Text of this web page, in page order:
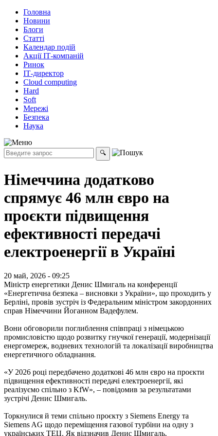
Головна
Новини
Блоги
Статті
Календар подій
Акції ІТ-компаній
Ринок
ІТ-директор
Cloud computing
Hard
Soft
Мережі
Безпека
Наука
Німеччина додатково
спрямує 46 млн євро на
проєкти підвищення
ефективності передачі
електроенергії в Україні
20 май, 2026 - 09:25
Міністр енергетики Денис Шмигаль на конференції
«Енергетична безпека – висновки з України», що проходить у
Берліні, провів зустріч із Федеральним міністром закордонних
справ Німеччини Йоганном Вадефулем.
Вони обговорили поглиблення співпраці з німецькою
промисловістю щодо розвитку гнучкої генерації, модернізації
енергомереж, водневих технологій та локалізації виробництва
енергетичного обладнання.
«У 2026 році передбачено додаткові 46 млн євро на проєкти
підвищення ефективності передачі електроенергії, які
реалізуємо спільно з KfW», – повідомив за результатами
зустрічі Денис Шмигаль.
Торкнулися й теми спільно проєкту з Siemens Energy та
Siemens AG щодо переміщення газової турбіни на одну з
українських ТЕЦ. Як відзначив Денис Шмигаль,